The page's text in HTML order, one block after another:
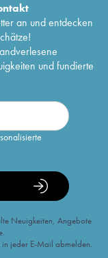
an und entdecken
und fundierte
Neuigkeiten, Angebote
in jeder E-Mail abmelden.